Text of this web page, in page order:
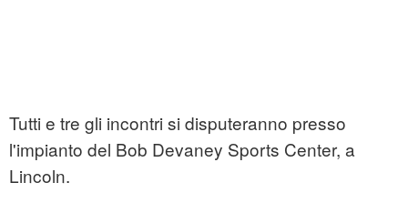
Tutti e tre gli incontri si disputeranno presso
l'impianto del Bob Devaney Sports Center, a
Lincoln.